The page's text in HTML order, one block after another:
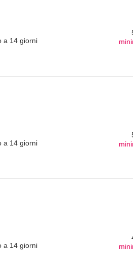
a 14 giorni
a 14 giorni
a 14 giorni